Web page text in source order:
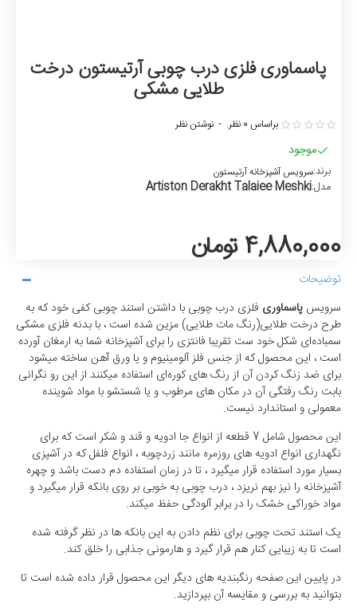
پاسماوری فلزی درب چوبی آرتیستون درخت
طلایی مشکی
موجود
برند:سرویس آشپزخانه آرتیستون
مدل:Artiston Derakht Talaiee Meshki
براساس 0 نظر. - نوشتن نظر
4,880,000 تومان
توضیحات
سرویس پاسماوری فلزی درب چوبی با داشتن استند چوبی کفی خود که به
طرح درخت طلایی(رنگ مات طلایی) مزین شده است ، با بدنه فلزی مشکی
سمباده‌ای شکل خود ست تقریبا فانتزی را برای آشپزخانه شما به ارمغان آورده
است ، این محصول که از جنس فلز آلومینیوم و یا ورق آهن ساخته میشود
برای ضد زنگ کردن آن از رنگ های کوره‌ای استفاده میکنند از این رو نگرانی
بابت رنگ رفتگی آن در مکان های مرطوب و یا شستشو با مواد شوینده
معمولی و استاندارد نیست.
این محصول شامل 7 قطعه از انواع جا ادویه و قند و شکر است که برای
نگهداری انواع ادویه های روزمره‌ مانند زردچوبه ، انواع فلفل که در آشپزی
بسیار مورد استفاده قرار میگیرد ، تا در زمان استفاده دم دست باشد و چهره
آشپزخانه را نیز بهم نریزد ، درب چوبی به خوبی بر روی بانکه قرار میگیرد و
مواد خوراکی خشک را در برابر آلودگی حفظ میکند.
یک استند تحت چوبی برای نظم دادن به این بانکه ها در نظر گرفته شده
است تا به زیبایی کنار هم قرار گیرد و هارمونی جذابی را خلق کند.
در پایین این صفحه رنگبندیه های دیگر این محصول قرار داده شده است تا
بتوانید به بررسی و مقایسه آن بپردازید.